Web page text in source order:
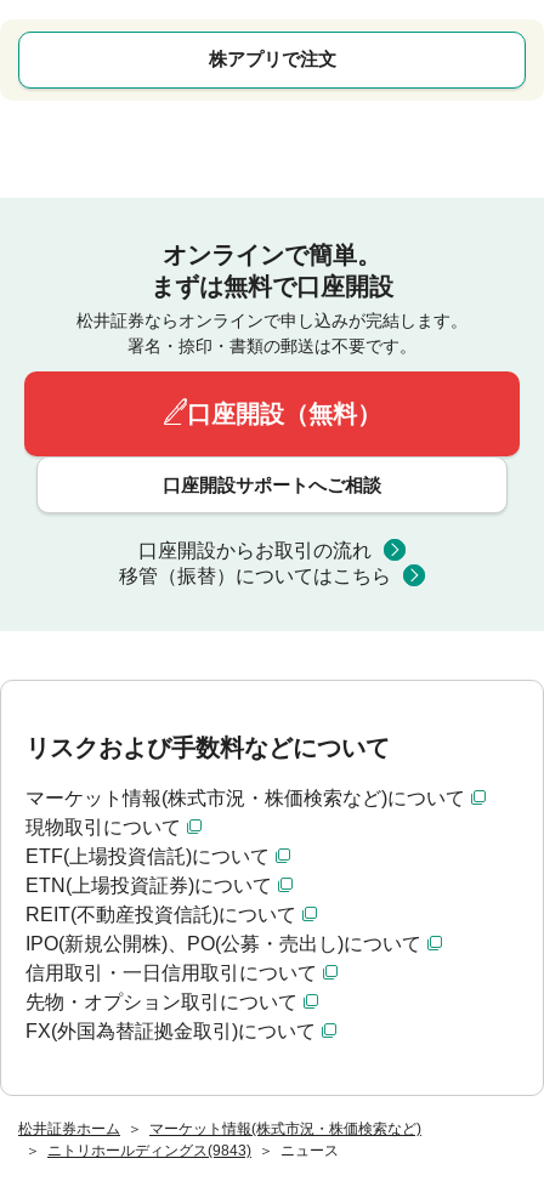
松井証券ホーム
マーケット情報(株式市況・株価検索など)
ニトリホールディングス(9843)
ニュース
株アプリで注文
オンラインで簡単。
まずは無料で口座開設
松井証券ならオンラインで申し込みが完結します。
署名・捺印・書類の郵送は不要です。
口座開設（無料）
口座開設サポートへご相談
口座開設からお取引の流れ
移管（振替）についてはこちら
リスクおよび手数料などについて
マーケット情報(株式市況・株価検索など)について
現物取引について
ETF(上場投資信託)について
ETN(上場投資証券)について
REIT(不動産投資信託)について
IPO(新規公開株)、PO(公募・売出し)について
信用取引・一日信用取引について
先物・オプション取引について
FX(外国為替証拠金取引)について